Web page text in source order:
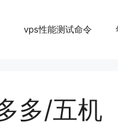
vps性能测试命令
多/五机